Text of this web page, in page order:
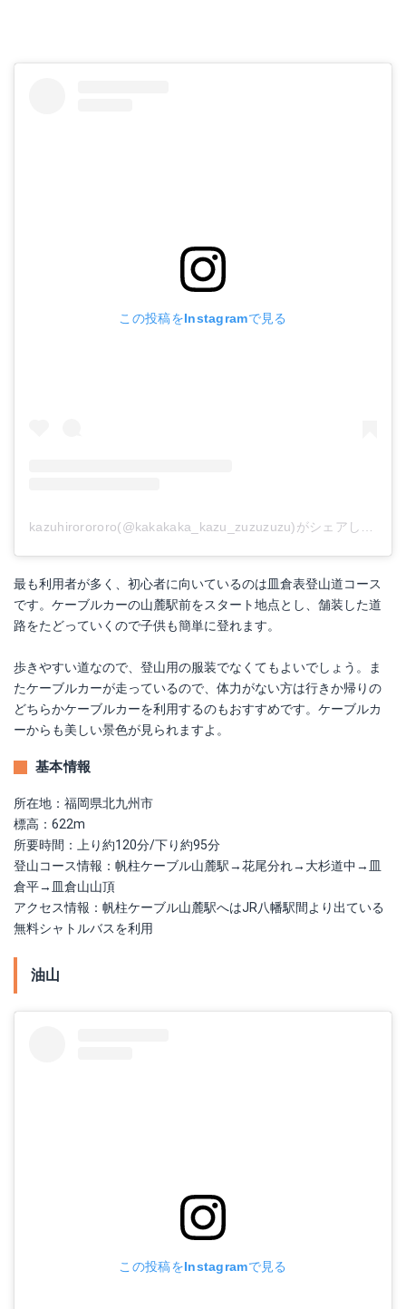
この投稿をInstagramで見る
最も利用者が多く、初心者に向いているのは皿倉表登山道コース
です。ケーブルカーの山麓駅前をスタート地点とし、舗装した道
路をたどっていくので子供も簡単に登れます。
歩きやすい道なので、登山用の服装でなくてもよいでしょう。ま
たケーブルカーが走っているので、体力がない方は行きか帰りの
どちらかケーブルカーを利用するのもおすすめです。ケーブルカ
ーからも美しい景色が見られますよ。
基本情報
所在地：福岡県北九州市
標高：622m
所要時間：上り約120分/下り約95分
登山コース情報：帆柱ケーブル山麓駅→花尾分れ→大杉道中→皿
倉平→皿倉山山頂
アクセス情報：帆柱ケーブル山麓駅へはJR八幡駅間より出ている
無料シャトルバスを利用
油山
この投稿をInstagramで見る